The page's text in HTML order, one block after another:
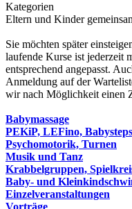
Kategorien
Eltern und Kinder
Sie möchten später
laufende Kurse ist jederzeit
entsprechend angepasst.
Anmeldung auf der
wir nach Möglichkeit einen
Babymassage
PEKiP, LEFino,
Psychomotorik, Turnen
Musik und Tanz
Krabbelgruppen,
Baby- und
Einzelveranstaltungen
Vorträge